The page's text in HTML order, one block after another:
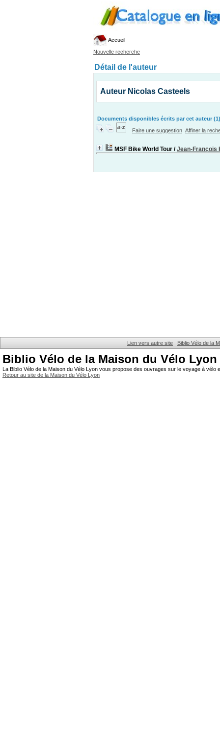
Accueil
Nouvelle recherche
Détail de l'auteur
Auteur Nicolas Casteels
Documents disponibles écrits par cet auteur (1)
Faire une suggestion Affiner la
MSF Bike World Tour /Jean-François
Lien vers autre site Biblio Vélo de la
Biblio Vélo de la Maison du Vélo Lyon
La Biblio Vélo de la Maison du Vélo Lyon vous propose des ouvrages sur le voyage à
Retour au site de la Maison du Vélo Lyon